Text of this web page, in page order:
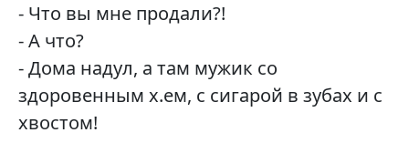
- Что вы мне продали?!
- А что?
- Дома надул, а там мужик со
здоровенным х.ем, с сигарой в зубах и с
хвостом!